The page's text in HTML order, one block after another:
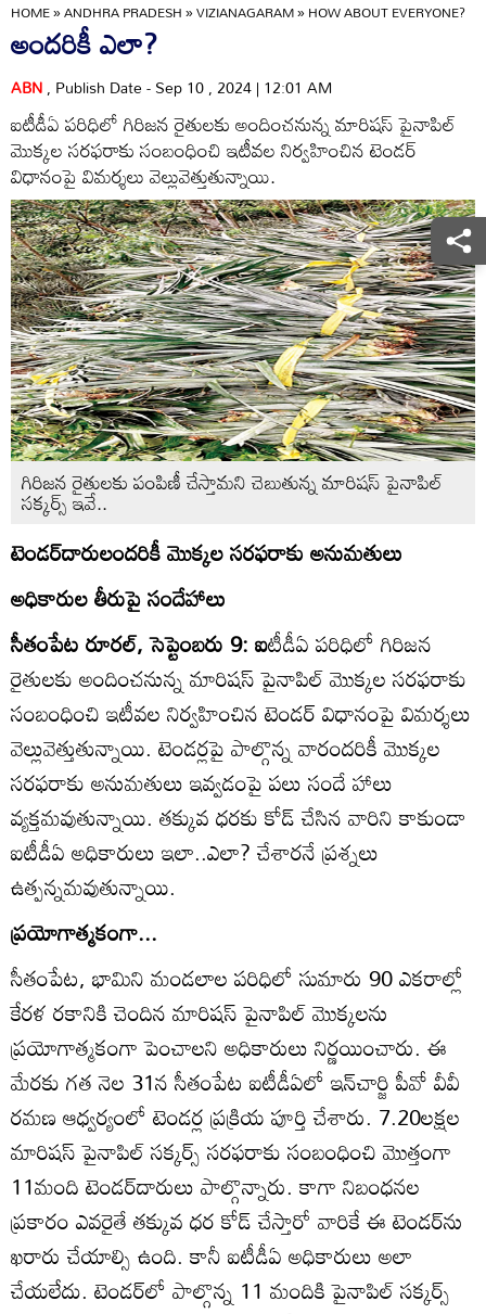
HOME»ANDHRA PRADESH»VIZIANAGARAM»HOW ABOUT EVERYONE?
అందరికీ ఎలా?
ABN, Publish Date - Sep 10 , 2024 | 12:01 AM
ఐటీడీఏ పరిధిలో గిరిజన రైతులకు అందించనున్న మారిషస్‌ పైనాపిల్‌
మొక్కల సరఫరాకు సంబంధించి ఇటీవల నిర్వహించిన టెండర్‌
విధానంపై విమర్శలు వెల్లువెత్తుతున్నాయి.
గిరిజన రైతులకు పంపిణీ చేస్తామని చెబుతున్న మారిషస్‌ పైనాపిల్‌
సక్కర్స్‌ ఇవే..
టెండర్‌దారులందరికీ మొక్కల సరఫరాకు అనుమతులు
అధికారుల తీరుపై సందేహాలు
సీతంపేట రూరల్‌, సెప్టెంబరు 9: ఐటీడీఏ పరిధిలో గిరిజన
రైతులకు అందించనున్న మారిషస్‌ పైనాపిల్‌ మొక్కల సరఫరాకు
సంబంధించి ఇటీవల నిర్వహించిన టెండర్‌ విధానంపై విమర్శలు
వెల్లువెత్తుతున్నాయి. టెండర్లపై పాల్గొన్న వారందరికీ మొక్కల
సరఫరాకు అనుమతులు ఇవ్వడంపై పలు సందే హాలు
వ్యక్తమవుతున్నాయి. తక్కువ ధరకు కోడ్‌ చేసిన వారిని కాకుండా
ఐటీడీఏ అధికారులు ఇలా..ఎలా? చేశారనే ప్రశ్నలు
ఉత్పన్నమవుతున్నాయి.
ప్రయోగాత్మకంగా...
సీతంపేట, భామిని మండలాల పరిధిలో సుమారు 90 ఎకరాల్లో
కేరళ రకానికి చెందిన మారిషస్‌ పైనాపిల్‌ మొక్కలను
ప్రయోగాత్మకంగా పెంచాలని అధికారులు నిర్ణయించారు. ఈ
మేరకు గత నెల 31న సీతంపేట ఐటీడీఏలో ఇన్‌చార్జి పీవో వీవీ
రమణ ఆధ్వర్యంలో టెండర్ల ప్రక్రియ పూర్తి చేశారు. 7.20లక్షల
మారిషస్‌ పైనాపిల్‌ సక్కర్స్‌ సరఫరాకు సంబంధించి మొత్తంగా
11మంది టెండర్‌దారులు పాల్గొన్నారు. కాగా నిబంధనల
ప్రకారం ఎవరైతే తక్కువ ధర కోడ్‌ చేస్తారో వారికే ఈ టెండర్‌ను
ఖరారు చేయాల్సి ఉంది. కానీ ఐటీడీఏ అధికారులు అలా
చేయలేదు. టెండర్‌లో పాల్గొన్న 11 మందికి పైనాపిల్‌ సక్కర్స్‌